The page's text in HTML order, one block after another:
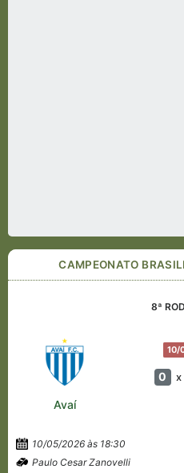
CAMPEONATO
8ª
10/
0 x
Avaí
10/05/2026 às 18:30
Paulo Cesar Zanovelli